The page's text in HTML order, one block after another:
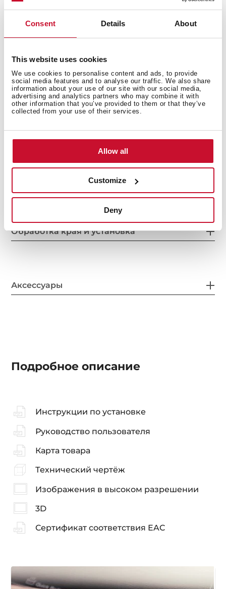
Consent Details About
This website uses cookies
We use cookies to personalise content and ads, to provide
social media features and to analyse our traffic. We also share
information about your use of our site with our social media,
advertising and analytics partners who may combine it with
other information that you’ve provided to them or that they’ve
collected from your use of their services.
Allow all
Customize
Deny
Электросоединение
Система безопасности
Обработка края и установка
Аксессуары
Подробное описание
Инструкции по установке
Руководство пользователя
Карта товара
Технический чертёж
Изображения в высоком разрешении
3D
Сертификат соответствия EAC